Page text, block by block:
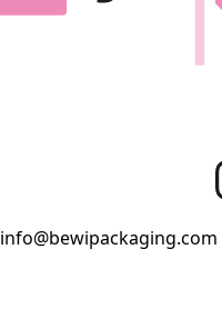
info@bewipackaging.com